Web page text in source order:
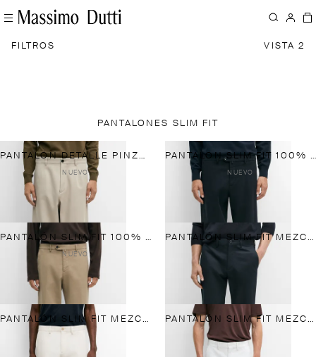
FILTROS VISTA 2
PANTALONES SLIM FIT
PANTALÓN DETALLE PINZAS BARREL FIT
NUEVO
PANTALÓN SLIM FIT 100% ALGODÓN
NUEVO
PANTALÓN SLIM FIT 100% ALGODÓN
NUEVO
PANTALÓN SLIM FIT MEZCLA ALGODÓN
PANTALÓN SLIM FIT MEZCLA ALGODÓN PANTALÓN SLIM FIT MEZCLA ALGODÓN